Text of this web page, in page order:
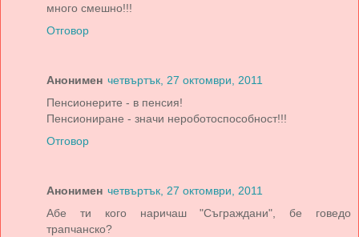
много смешно!!!
Отговор
Анонимен четвъртък, 27 октомври, 2011
Пенсионерите - в пенсия!
Пенсиониране - значи нероботоспособност!!!
Отговор
Анонимен четвъртък, 27 октомври, 2011
Абе ти кого наричаш "Съграждани", бе говедо
трапчанско?